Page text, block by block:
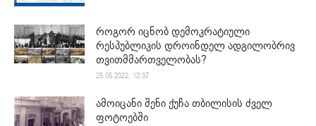
როგორ იცნობ დემოკრატიული
რესპუბლიკის დროინდელ ადგილობრივ
თვითმმართველობას?
25.05.2022. 12:37
ამოიცანი შენი ქუჩა თბილისის ძველ
ფოტოებში